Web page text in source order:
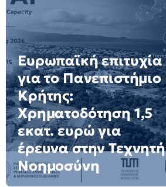
Ευρωπαϊκή επιτυχία
για το Πανεπιστήμιο
Κρήτης:
Χρηματοδότηση 1,5
εκατ. ευρώ για
έρευνα στην Τεχνητή
Νοημοσύνη